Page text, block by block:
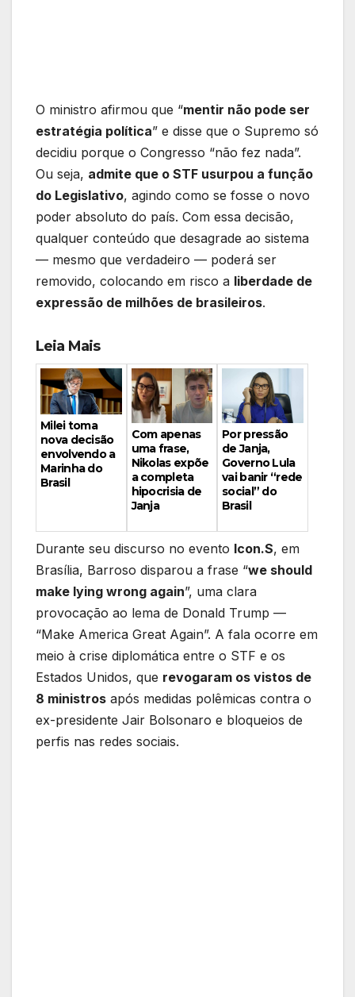
O ministro afirmou que “mentir não pode ser
estratégia política” e disse que o Supremo só
decidiu porque o Congresso “não fez nada”.
Ou seja, admite que o STF usurpou a função
do Legislativo, agindo como se fosse o novo
poder absoluto do país. Com essa decisão,
qualquer conteúdo que desagrade ao sistema
— mesmo que verdadeiro — poderá ser
removido, colocando em risco a liberdade de
expressão de milhões de brasileiros.
Leia Mais
Milei toma
nova decisão
envolvendo a
Marinha do
Brasil
Com apenas
uma frase,
Nikolas expõe
a completa
hipocrisia de
Janja
Por pressão
de Janja,
Governo Lula
vai banir “rede
social” do
Brasil
Durante seu discurso no evento Icon.S, em
Brasília, Barroso disparou a frase “we should
make lying wrong again”, uma clara
provocação ao lema de Donald Trump —
“Make America Great Again”. A fala ocorre em
meio à crise diplomática entre o STF e os
Estados Unidos, que revogaram os vistos de
8 ministros após medidas polêmicas contra o
ex-presidente Jair Bolsonaro e bloqueios de
perfis nas redes sociais.